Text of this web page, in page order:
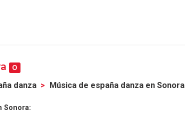
0
danza Música de españa danza en Sonora
Sonora: